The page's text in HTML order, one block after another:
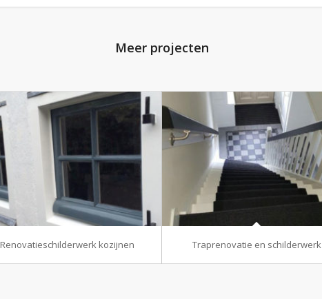
Meer projecten
Renovatieschilderwerk kozijnen Traprenovatie en schilderwerk